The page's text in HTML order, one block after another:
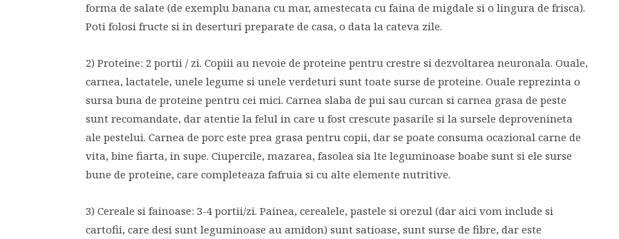
forma de salate (de exemplu banana cu mar, amestecata cu faina de migdale si o lingura de frisca).
Poti folosi fructe si in deserturi preparate de casa, o data la cateva zile.
2) Proteine: 2 portii / zi. Copiii au nevoie de proteine pentru crestre si dezvoltarea neuronala. Ouale,
carnea, lactatele, unele legume si unele verdeturi sunt toate surse de proteine. Ouale reprezinta o
sursa buna de proteine pentru cei mici. Carnea slaba de pui sau curcan si carnea grasa de peste
sunt recomandate, dar atentie la felul in care u fost crescute pasarile si la sursele deprovenineta
ale pestelui. Carnea de porc este prea grasa pentru copii, dar se poate consuma ocazional carne de
vita, bine fiarta, in supe. Ciupercile, mazarea, fasolea sia lte leguminoase boabe sunt si ele surse
bune de proteine, care completeaza fafruia si cu alte elemente nutritive.
3) Cereale si fainoase: 3-4 portii/zi. Painea, cerealele, pastele si orezul (dar aici vom include si
cartofii, care desi sunt leguminoase au amidon) sunt satioase, sunt surse de fibre, dar este